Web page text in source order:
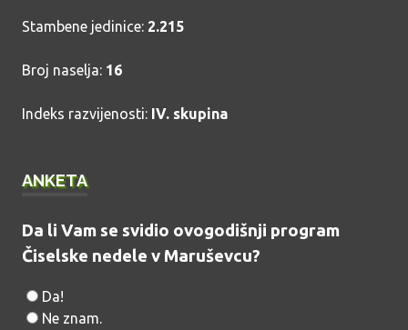
Stambene jedinice: 2.215
Broj naselja: 16
Indeks razvijenosti: IV. skupina
ANKETA
Da li Vam se svidio ovogodišnji program
Čiselske nedele v Maruševcu?
Da!
Ne znam.